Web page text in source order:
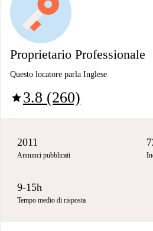
Proprietario Professionale
Questo locatore parla Inglese
star3.8 (260)
2011
Annunci pubblicati
9-15h
Tempo medio di risposta